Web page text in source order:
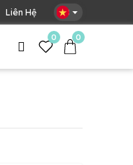
Liên Hệ VN
0 0